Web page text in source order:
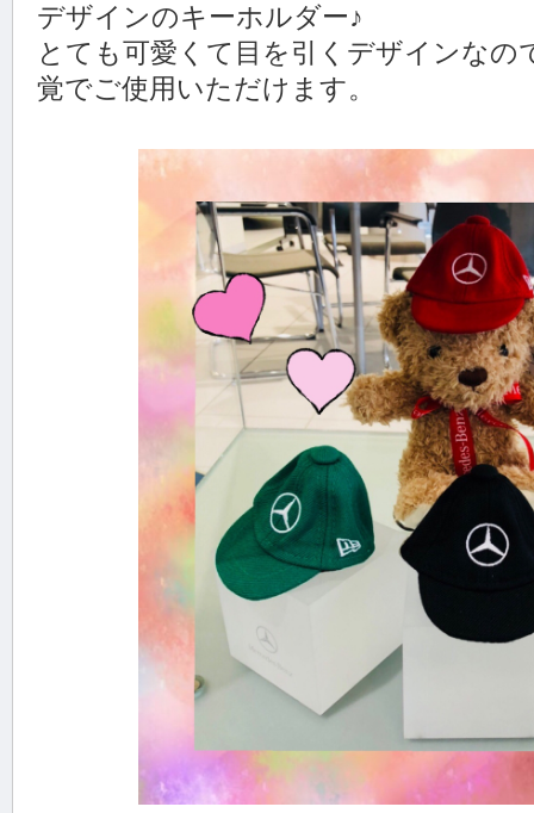
デザインのキーホルダー♪
とても可愛くて目を引くデザインな
覚でご使用いただけます。